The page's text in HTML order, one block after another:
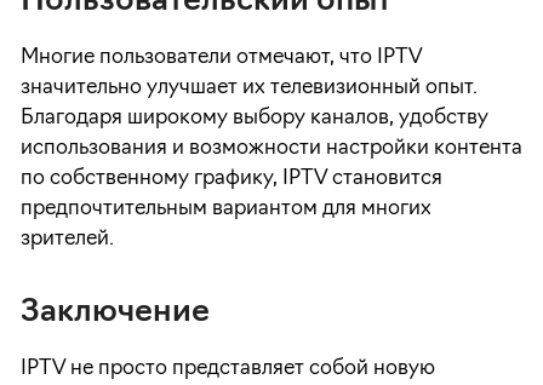
Многие пользователи отмечают, что IPTV
значительно улучшает их телевизионный опыт.
Благодаря широкому выбору каналов, удобству
использования и возможности настройки контента
по собственному графику, IPTV становится
предпочтительным вариантом для многих
зрителей.
Заключение
IPTV не просто представляет собой новую